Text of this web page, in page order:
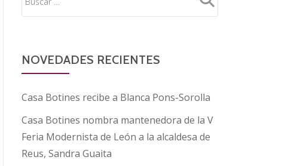
NOVEDADES RECIENTES
Casa Botines recibe a Blanca Pons-Sorolla
Casa Botines nombra mantenedora de la V
Feria Modernista de León a la alcaldesa de
Reus, Sandra Guaita